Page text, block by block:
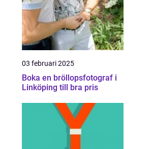
03 februari 2025
Boka en bröllopsfotograf i
Linköping till bra pris